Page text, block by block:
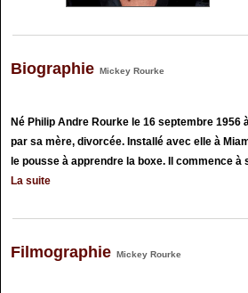
Biographie Mickey Rourke
Né Philip Andre Rourke le 16 septembre 1956
par sa mère, divorcée. Installé avec elle à
le pousse à apprendre la boxe. Il commence à
La suite
Filmographie Mickey Rourke